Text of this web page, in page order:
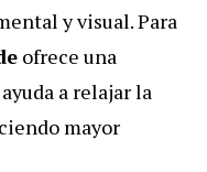
y visual. Para
ofrece una
a relajar la
mayor